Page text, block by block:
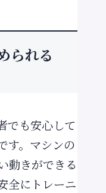
られる
でも安心して
す。マシンの
動きができる
全にトレーニ